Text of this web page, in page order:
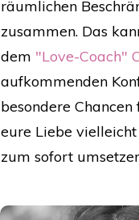
räumlichen
zusammen. Das
dem "Love-Coach"
aufkommenden
besondere
eure Liebe
zum sofort